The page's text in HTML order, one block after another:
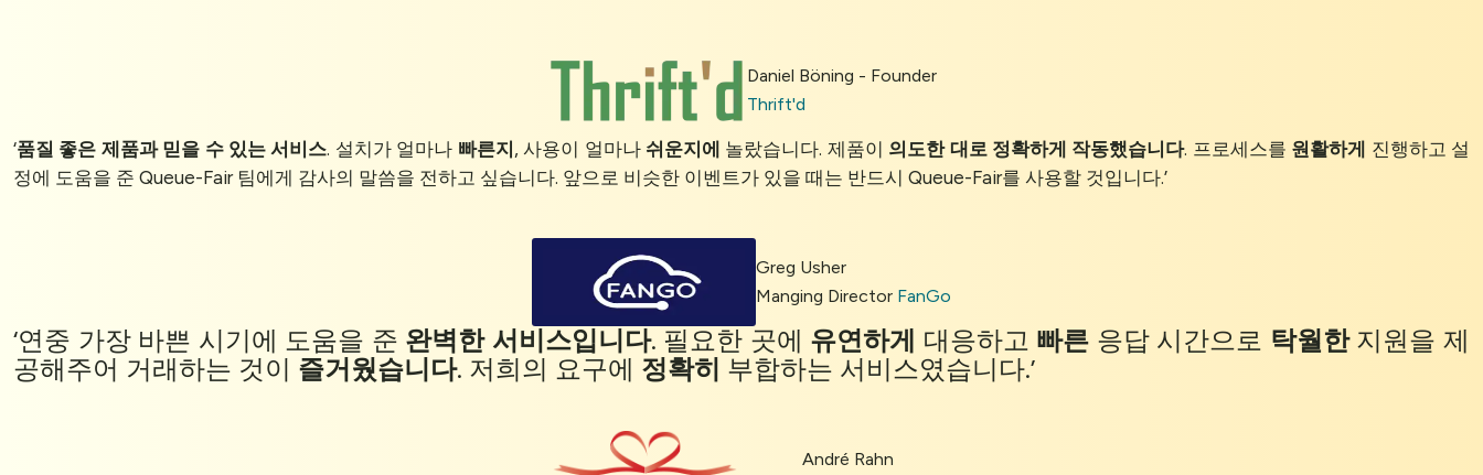
Daniel Böning - Founder
Thrift'd
‘품질 좋은 제품과 믿을 수 있는 서비스. 설치가 얼마나 빠른지, 사용이 얼마나 쉬운지에 놀랐습니다. 제품이 의도한 대로 정확하게 작동했습니다. 프로세스를 원활하게 진행하고 설
정에 도움을 준 Queue-Fair 팀에게 감사의 말씀을 전하고 싶습니다. 앞으로 비슷한 이벤트가 있을 때는 반드시 Queue-Fair를 사용할 것입니다.’
Greg Usher
Manging Director FanGo
‘연중 가장 바쁜 시기에 도움을 준 완벽한 서비스입니다. 필요한 곳에 유연하게 대응하고 빠른 응답 시간으로 탁월한지원을 제
공해주어 거래하는 것이 즐거웠습니다. 저희의 요구에 정확히 부합하는 서비스였습니다.’
André Rahn